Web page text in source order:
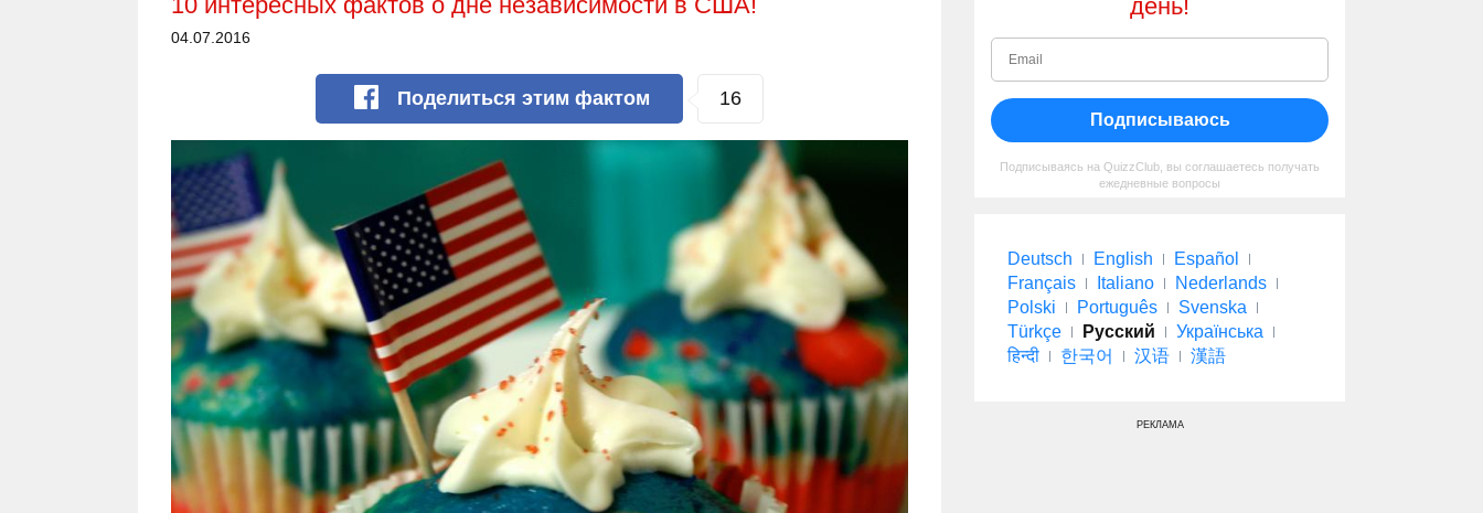
04.07.2016
Поделитьсяэтим фактом 16
день!
Подписываюсь
Подписываясь на QuizzClub, вы соглашаетесь получать
ежедневные вопросы
Deutsch English
Español
Français
Italiano
Nederlands
Polski
Português
Svenska
Türkçe
Русский
Українська
हिन्दी
한국어 汉语 漢語
РЕКЛАМА